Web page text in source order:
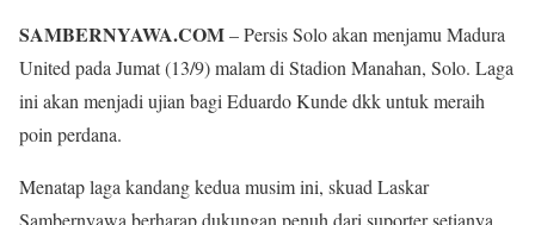
SAMBERNYAWA.COM– Persis Solo akan menjamu Madura
United pada Jumat (13/9) malam di Stadion Manahan, Solo. Laga
ini akan menjadi ujian bagi Eduardo Kunde dkk untuk meraih
poin perdana.
Menatap laga kandang kedua musim ini, skuad Laskar
Sambernyawa berharap dukungan penuh dari suporter setianya